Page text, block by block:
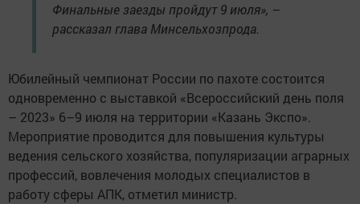
Финальные заезды пройдут 9 июля», –
рассказал глава Минсельхозпрода.
Юбилейный чемпионат России по пахоте состоится
одновременно с выставкой «Всероссийский день поля
– 2023» 6–9 июля на территории «Казань Экспо».
Мероприятие проводится для повышения культуры
ведения сельского хозяйства, популяризации аграрных
профессий, вовлечения молодых специалистов в
работу сферы АПК, отметил министр.